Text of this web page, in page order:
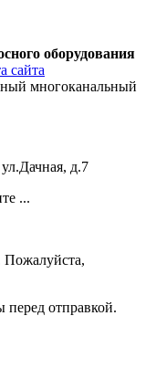
оборудования
сайта
многоканальный
д.7
...
Пожалуйста,
перед отправкой.